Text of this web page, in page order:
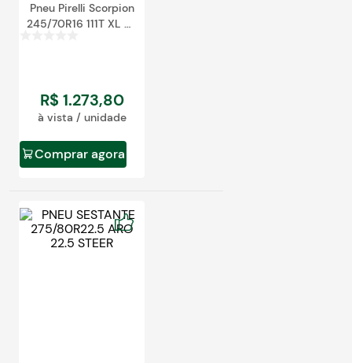
Pneu Pirelli Scorpion
245/70R16 111T XL All
R$ 1.273,80
à vista / unidade
Comprar agora